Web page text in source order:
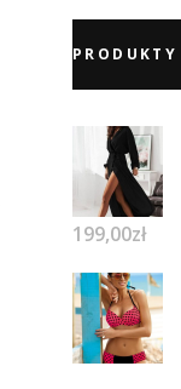
PRODUKTY
199,00zł